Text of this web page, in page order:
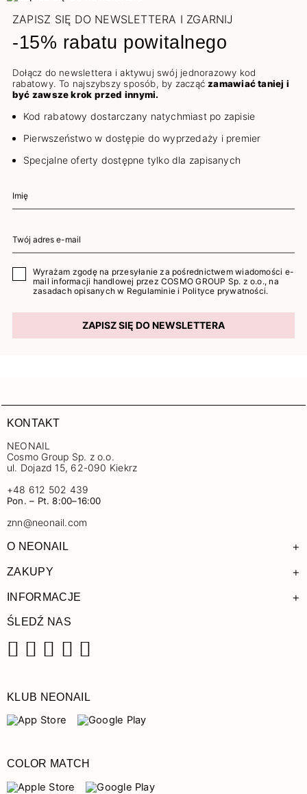
ZAPISZ SIĘ DO NEWSLETTERA I ZGARNIJ
-15% rabatu powitalnego
Dołącz do newslettera i aktywuj swój jednorazowy kod
rabatowy. To najszybszy sposób, by zacząćzamawiać taniej i
być zawsze krok przed innymi.
Kod rabatowy dostarczany natychmiast po zapisie
Pierwszeństwo w dostępie do wyprzedaży i premier
Specjalne oferty dostępne tylko dla zapisanych
Wyrażam zgodę na przesyłanie za pośrednictwem wiadomości e-
mail informacji handlowej przez COSMO GROUP Sp. z o.o., na
zasadach opisanych w Regulaminie i Polityce prywatności.
ZAPISZ SIĘ DO NEWSLETTERA
KONTAKT
NEONAIL
Cosmo Group Sp. z o.o.
ul. Dojazd 15, 62-090 Kiekrz
+48 612 502 439
Pon. – Pt. 8:00–16:00
znn@neonail.com
O NEONAIL +
ZAKUPY +
INFORMACJE +
ŚLEDŹ NAS
KLUB NEONAIL
COLOR MATCH